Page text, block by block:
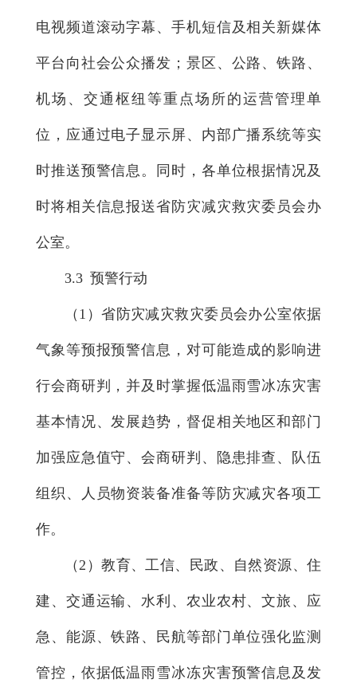
电视频道滚动字幕、手机短信及相关新媒体
平台向社会公众播发；景区、公路、铁路、
机场、交通枢纽等重点场所的运营管理单
位，应通过电子显示屏、内部广播系统等实
时推送预警信息。同时，各单位根据情况及
时将相关信息报送省防灾减灾救灾委员会办
公室。
3.3 预警行动
（1）省防灾减灾救灾委员会办公室依据
气象等预报预警信息，对可能造成的影响进
行会商研判，并及时掌握低温雨雪冰冻灾害
基本情况、发展趋势，督促相关地区和部门
加强应急值守、会商研判、隐患排查、队伍
组织、人员物资装备准备等防灾减灾各项工
作。
（2）教育、工信、民政、自然资源、住
建、交通运输、水利、农业农村、文旅、应
急、能源、铁路、民航等部门单位强化监测
管控，依据低温雨雪冰冻灾害预警信息及发